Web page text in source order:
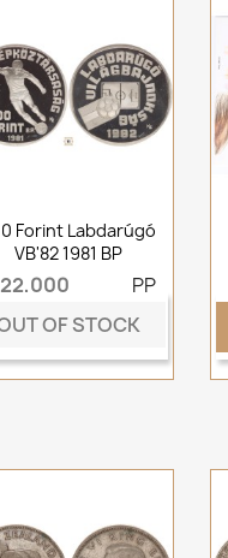
Forint Labdarúgó
VB'82 1981 BP
PP
OF STOCK